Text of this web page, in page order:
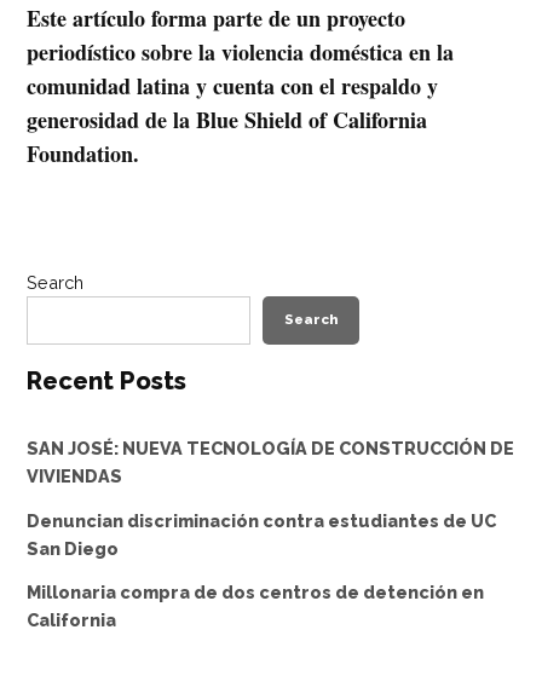
Este artículo forma parte de un proyecto
periodístico sobre la violencia doméstica en la
comunidad latina y cuenta con el respaldo y
generosidad de la Blue Shield of California
Foundation.
Search
Search
Recent Posts
SAN JOSÉ: NUEVA TECNOLOGÍA DE CONSTRUCCIÓN DE
VIVIENDAS
Denuncian discriminación contra estudiantes de UC
San Diego
Millonaria compra de dos centros de detención en
California